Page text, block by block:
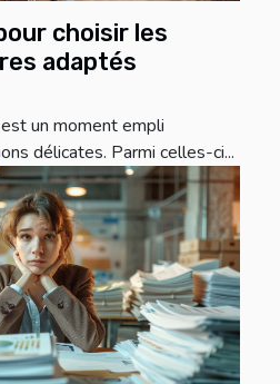
choisir les
adaptés
un moment empli
délicates. Parmi celles-ci...